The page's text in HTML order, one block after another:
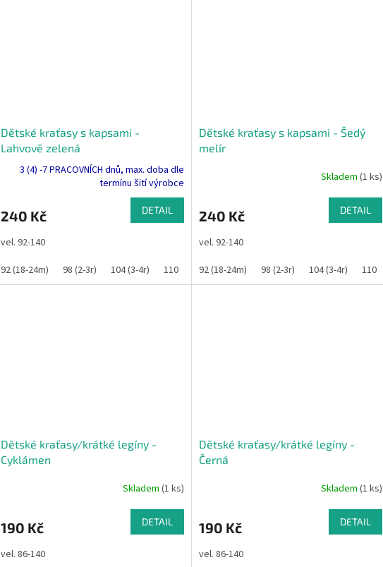
Dětské kraťasy s kapsami -
Lahvově zelená
3 (4) -7 PRACOVNÍCH dnů, max. doba dle
termínu šití výrobce
240 Kč DETAIL
vel. 92-140
92 (18-24m)
98 (2-3r) 104 (3-4r) 110 116 122 128 134 140
Dětské kraťasy s kapsami - Šedý
melír
Skladem (1 ks)
240 Kč DETAIL
vel. 92-140
92 (18-24m)
98 (2-3r) 104 (3-4r) 110
Dětské kraťasy/krátké legíny -
Cyklámen
Skladem (1 ks)
190 Kč DETAIL
vel. 86-140
Dětské kraťasy/krátké legíny -
Černá
Skladem (1 ks)
190 Kč DETAIL
vel. 86-140